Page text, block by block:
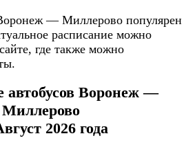
— Миллерово популярен
расписание можно
где также можно
автобусов Воронеж —
Миллерово
2026 года